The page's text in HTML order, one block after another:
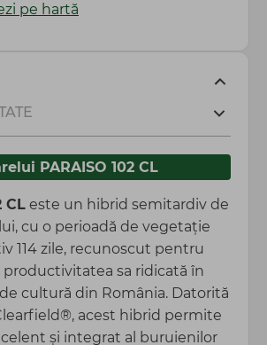
pe hartă
PARAISO 102 CL
CL este un hibrid semitardiv de
cu o perioadă de vegetație
114 zile, recunoscut pentru
sa ridicată în
cultură din România. Datorită
acest hibrid permite
și integrat al buruienilor